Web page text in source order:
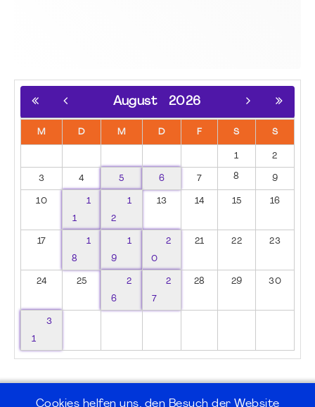
August 2026
M D M D F S S
1 2
3 4 5 6 7 8 9
10
1
1
1
2
13 14 15 16
17
1
8
1
9
2
0
21 22 23
24 25
2
6
2
7
28 29 30
3
1
Cookies helfen uns, den Besuch der Website